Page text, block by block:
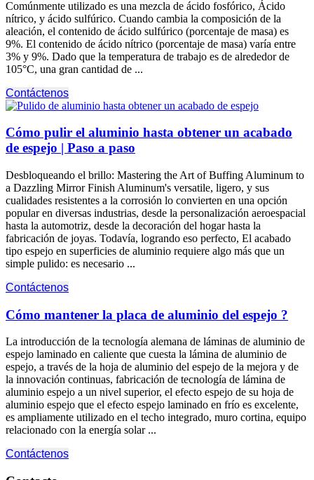
Comúnmente utilizado es una mezcla de ácido fosfórico, Ácido
nítrico, y ácido sulfúrico. Cuando cambia la composición de la
aleación, el contenido de ácido sulfúrico (porcentaje de masa) es
9%. El contenido de ácido nítrico (porcentaje de masa) varía entre
3% y 9%. Dado que la temperatura de trabajo es de alrededor de
105°C, una gran cantidad de ...
Contáctenos
Cómo pulir el aluminio hasta obtener un acabado
de espejo | Paso a paso
Desbloqueando el brillo: Mastering the Art of Buffing Aluminum to
a Dazzling Mirror Finish Aluminum's versatile, ligero, y sus
cualidades resistentes a la corrosión lo convierten en una opción
popular en diversas industrias, desde la personalización aeroespacial
hasta la automotriz, desde la decoración del hogar hasta la
fabricación de joyas. Todavía, logrando eso perfecto, El acabado
tipo espejo en superficies de aluminio requiere algo más que un
simple pulido: es necesario ...
Contáctenos
Cómo mantener la placa de aluminio del espejo ?
La introducción de la tecnología alemana de láminas de aluminio de
espejo laminado en caliente que cuesta la lámina de aluminio de
espejo, a través de la hoja de aluminio del espejo de la mejora y de
la innovación continuas, fabricación de tecnología de lámina de
aluminio espejo a un nivel superior, el efecto espejo de su hoja de
aluminio espejo que el efecto espejo laminado en frío es excelente,
es ampliamente utilizado en el techo integrado, muro cortina, equipo
relacionado con la energía solar ...
Contáctenos